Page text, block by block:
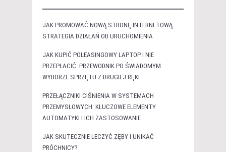
JAK PROMOWAĆ NOWĄ STRONĘ INTERNETOWĄ:
STRATEGIA DZIAŁAŃ OD URUCHOMIENIA
JAK KUPIĆ POLEASINGOWY LAPTOP I NIE
PRZEPŁACIĆ. PRZEWODNIK PO ŚWIADOMYM
WYBORZE SPRZĘTU Z DRUGIEJ RĘKI
PRZEŁĄCZNIKI CIŚNIENIA W SYSTEMACH
PRZEMYSŁOWYCH: KLUCZOWE ELEMENTY
AUTOMATYKI I ICH ZASTOSOWANIE
JAK SKUTECZNIE LECZYĆ ZĘBY I UNIKAĆ
PRÓCHNICY?